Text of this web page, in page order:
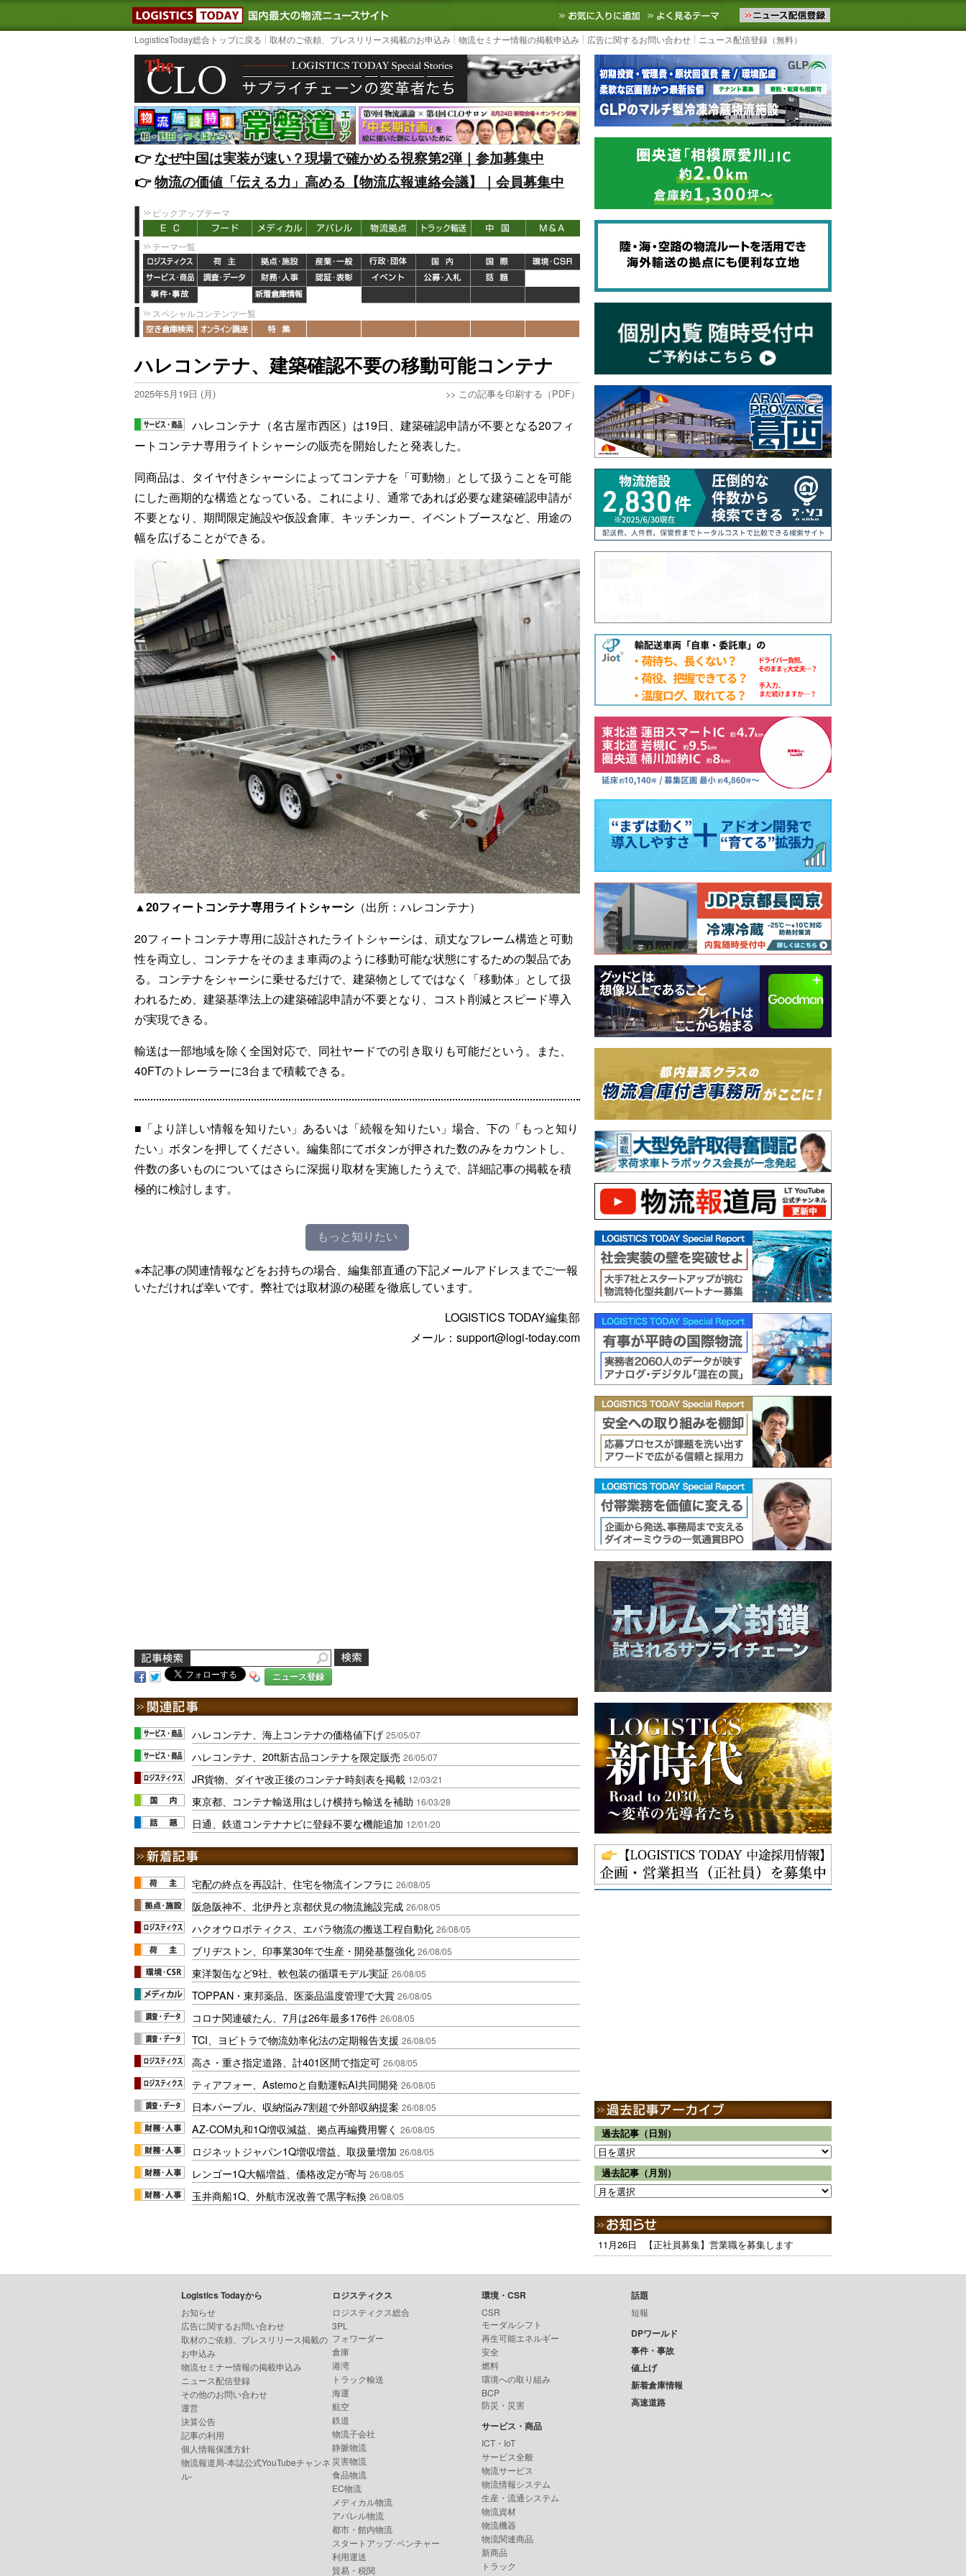
LOGISTICS TODAY｜国内最大の物流ニュースサイト3PL, SCMなど国内外の最新の物流ニュースをお届けします。物流ニュースメール配信を登録す
お気に入りに追加 よく見るテーマ
LogisticsToday総合トップに戻る 取材のご依頼、プレスリリース掲載のお申込み 物流セミナー情報の掲載申込み 広告に関するお問い合わせ ニュース配信登録（無料）
👉️なぜ中国は実装が速い？現場で確かめる視察第2弾｜参加募集中
👉️物流の価値「伝える力」高める【物流広報連絡会議】｜会員募集中
ピックアップテーマ
テーマ一覧
スペシャルコンテンツ一覧
ハレコンテナ、建築確認不要の移動可能コンテナ
2025年5月19日 (月) >> この記事を印刷する（PDF）
ハレコンテナ（名古屋市西区）は19日、建築確認申請が不要となる20フィ
ートコンテナ専用ライトシャーシの販売を開始したと発表した。
同商品は、タイヤ付きシャーシによってコンテナを「可動物」として扱うことを可能
にした画期的な構造となっている。これにより、通常であれば必要な建築確認申請が
不要となり、期間限定施設や仮設倉庫、キッチンカー、イベントブースなど、用途の
幅を広げることができる。
▲20フィートコンテナ専用ライトシャーシ （出所：ハレコンテナ）
20フィートコンテナ専用に設計されたライトシャーシは、頑丈なフレーム構造と可動
性を両立し、コンテナをそのまま車両のように移動可能な状態にするための製品であ
る。コンテナをシャーシに乗せるだけで、建築物としてではなく「移動体」として扱
われるため、建築基準法上の建築確認申請が不要となり、コスト削減とスピード導入
が実現できる。
輸送は一部地域を除く全国対応で、同社ヤードでの引き取りも可能だという。また、
40FTのトレーラーに3台まで積載できる。
■「より詳しい情報を知りたい」あるいは「続報を知りたい」場合、下の「もっと知り
たい」ボタンを押してください。編集部にてボタンが押された数のみをカウントし、
件数の多いものについてはさらに深掘り取材を実施したうえで、詳細記事の掲載を積
極的に検討します。
もっと知りたい
※本記事の関連情報などをお持ちの場合、編集部直通の下記メールアドレスまでご一報
いただければ幸いです。弊社では取材源の秘匿を徹底しています。
LOGISTICS TODAY編集部
メール：support@logi-today.com
ニュース登録
ハレコンテナ、海上コンテナの価格値下げ 25/05/07
ハレコンテナ、20ft新古品コンテナを限定販売 26/05/07
JR貨物、ダイヤ改正後のコンテナ時刻表を掲載 12/03/21
東京都、コンテナ輸送用はしけ横持ち輸送を補助 16/03/28
日通、鉄道コンテナナビに登録不要な機能追加 12/01/20
宅配の終点を再設計、住宅を物流インフラに 26/08/05
阪急阪神不、北伊丹と京都伏見の物流施設完成 26/08/05
ハクオウロボティクス、エバラ物流の搬送工程自動化 26/08/05
ブリヂストン、印事業30年で生産・開発基盤強化 26/08/05
東洋製缶など9社、軟包装の循環モデル実証 26/08/05
TOPPAN・東邦薬品、医薬品温度管理で大賞 26/08/05
コロナ関連破たん、7月は26年最多176件 26/08/05
TCI、ヨビトラで物流効率化法の定期報告支援 26/08/05
高さ・重さ指定道路、計401区間で指定可 26/08/05
ティアフォー、Astemoと自動運転AI共同開発 26/08/05
日本パープル、収納悩み7割超で外部収納提案 26/08/05
AZ-COM丸和1Q増収減益、拠点再編費用響く 26/08/05
ロジネットジャパン1Q増収増益、取扱量増加 26/08/05
レンゴー1Q大幅増益、価格改定が寄与 26/08/05
玉井商船1Q、外航市況改善で黒字転換 26/08/05
過去記事（日別）
過去記事（月別）
11月26日 【正社員募集】営業職を募集します
Logistics Todayから
お知らせ
広告に関するお問い合わせ
取材のご依頼、プレスリリース掲載の
お申込み
物流セミナー情報の掲載申込み
ニュース配信登録
その他のお問い合わせ
運営
決算公告
記事の利用
個人情報保護方針
物流報道局-本誌公式YouTubeチャンネ
ル-
ロジスティクス
ロジスティクス総合
3PL
フォワーダー
倉庫
港湾
トラック輸送
海運
航空
鉄道
物流子会社
静脈物流
災害物流
食品物流
EC物流
メディカル物流
アパレル物流
都市・館内物流
スタートアップ･ベンチャー
利用運送
貿易・税関
環境・CSR
CSR
モーダルシフト
再生可能エネルギー
安全
燃料
環境への取り組み
BCP
防災・災害
サービス・商品
ICT・IoT
サービス全般
物流サービス
物流情報システム
生産・流通システム
物流資材
物流機器
物流関連商品
新商品
トラック
話題
短報
DPワールド
事件・事故
値上げ
新着倉庫情報
高速道路